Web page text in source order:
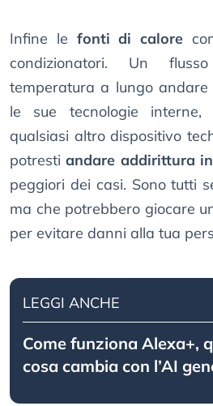
Infine le fonti di calore
condizionatori. Un
temperatura a lungo
le sue tecnologie interne,
qualsiasi altro dispositivo
potrestiandare addirittura
peggiori dei casi. Sono tutti
ma che potrebbero giocare
per evitare danni alla tua
LEGGI ANCHE
Come funziona Alexa+,
cosa cambia con l’AI